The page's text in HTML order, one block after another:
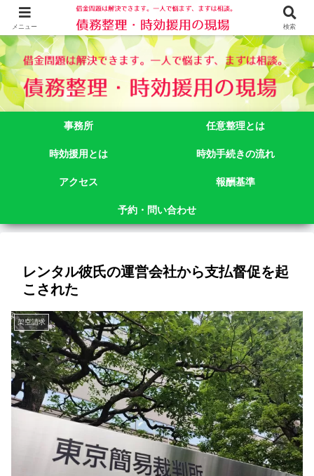
借金問題でお悩みなら司法書士法人御苑総合事務所にご相談下さい。 東京都
新宿区新宿二丁目５番１号アルテビル新宿４階 TEL:03-3356-3750
事務所 任意整理とは
時効援用とは 時効手続きの流れ
アクセス 報酬基準
予約・問い合わせ
レンタル彼氏の運営会社から支払督促を起
こされた
架空請求
メニュー 検索